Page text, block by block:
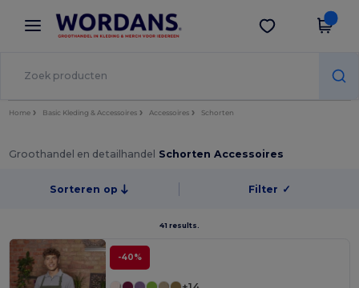
× Wordans-app
Betere prijzen in de app!
Download app
Home Basic Kleding & Accessoires Accessoires Schorten
Groothandel en detailhandel Schorten Accessoires
Sorteren op Filter ✓
41 results.
-40%